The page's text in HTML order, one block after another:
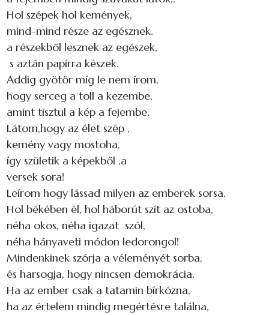
Hol szépek hol kemények,
mind-mind része az egésznek.
a részekből lesznek az egészek,
s aztán papírra készek.
Addig gyötör míg le nem írom,
hogy serceg a toll a kezembe,
amint tisztul a kép a fejembe.
Látom,hogy az élet szép ,
kemény vagy mostoha,
így születik a képekből ,a
versek sora!
Leírom hogy lássad milyen az emberek sorsa.
Hol békében él, hol háborút szít az ostoba,
néha okos, néha igazat szól,
néha hányaveti módon ledorongol!
Mindenkinek szórja a véleményét sorba,
és harsogja, hogy nincsen demokrácia.
Ha az ember csak a tatamin bírkózna,
ha az értelem mindig megértésre találna,